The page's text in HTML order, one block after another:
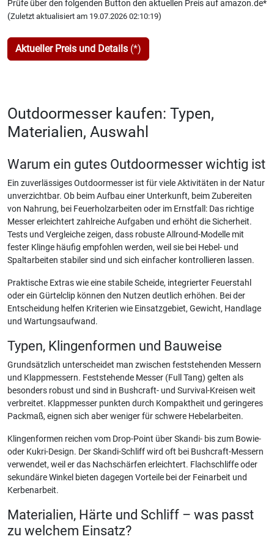
Prüfe über den folgenden Button den aktuellen Preis auf amazon.de*
(Zuletzt aktualisiert am 19.07.2026 02:10:19)
Aktueller Preis und Details (*)
Outdoormesser kaufen: Typen,
Materialien, Auswahl
Warum ein gutes Outdoormesser wichtig ist
Ein zuverlässiges Outdoormesser ist für viele Aktivitäten in der Natur
unverzichtbar. Ob beim Aufbau einer Unterkunft, beim Zubereiten
von Nahrung, bei Feuerholzarbeiten oder im Ernstfall: Das richtige
Messer erleichtert zahlreiche Aufgaben und erhöht die Sicherheit.
Tests und Vergleiche zeigen, dass robuste Allround-Modelle mit
fester Klinge häufig empfohlen werden, weil sie bei Hebel- und
Spaltarbeiten stabiler sind und sich einfacher kontrollieren lassen.
Praktische Extras wie eine stabile Scheide, integrierter Feuerstahl
oder ein Gürtelclip können den Nutzen deutlich erhöhen. Bei der
Entscheidung helfen Kriterien wie Einsatzgebiet, Gewicht, Handlage
und Wartungsaufwand.
Typen, Klingenformen und Bauweise
Grundsätzlich unterscheidet man zwischen feststehenden Messern
und Klappmessern. Feststehende Messer (Full Tang) gelten als
besonders robust und sind in Bushcraft- und Survival-Kreisen weit
verbreitet. Klappmesser punkten durch Kompaktheit und geringeres
Packmaß, eignen sich aber weniger für schwere Hebelarbeiten.
Klingenformen reichen vom Drop-Point über Skandi- bis zum Bowie-
oder Kukri-Design. Der Skandi-Schliff wird oft bei Bushcraft-Messern
verwendet, weil er das Nachschärfen erleichtert. Flachschliffe oder
sekundäre Winkel bieten dagegen Vorteile bei der Feinarbeit und
Kerbenarbeit.
Materialien, Härte und Schliff – was passt
zu welchem Einsatz?